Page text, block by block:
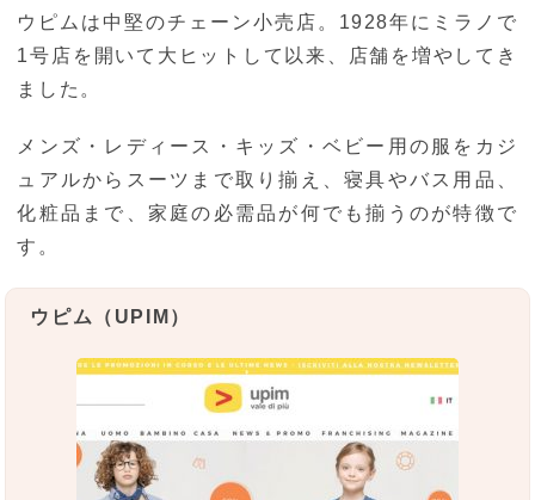
ウピムは中堅のチェーン小売店。1928年にミラノで
1号店を開いて大ヒットして以来、店舗を増やしてき
ました。
メンズ・レディース・キッズ・ベビー用の服をカジ
ュアルからスーツまで取り揃え、寝具やバス用品、
化粧品まで、家庭の必需品が何でも揃うのが特徴で
す。
ウピム（UPIM）